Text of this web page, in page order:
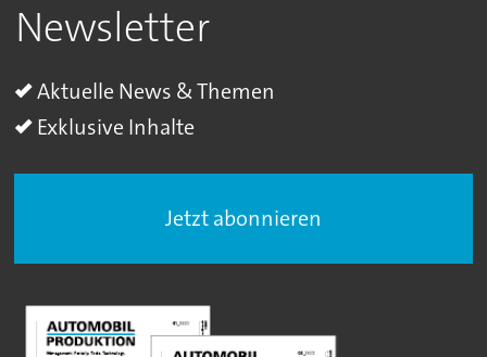
Newsletter
Aktuelle News & Themen
Exklusive Inhalte
Jetzt abonnieren